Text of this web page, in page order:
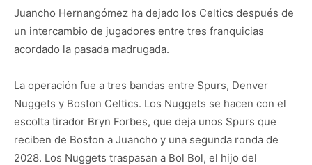
Juancho Hernangómez ha dejado los Celtics después de
un intercambio de jugadores entre tres franquicias
acordado la pasada madrugada.
La operación fue a tres bandas entre Spurs, Denver
Nuggets y Boston Celtics. Los Nuggets se hacen con el
escolta tirador Bryn Forbes, que deja unos Spurs que
reciben de Boston a Juancho y una segunda ronda de
2028. Los Nuggets traspasan a Bol Bol, el hijo del